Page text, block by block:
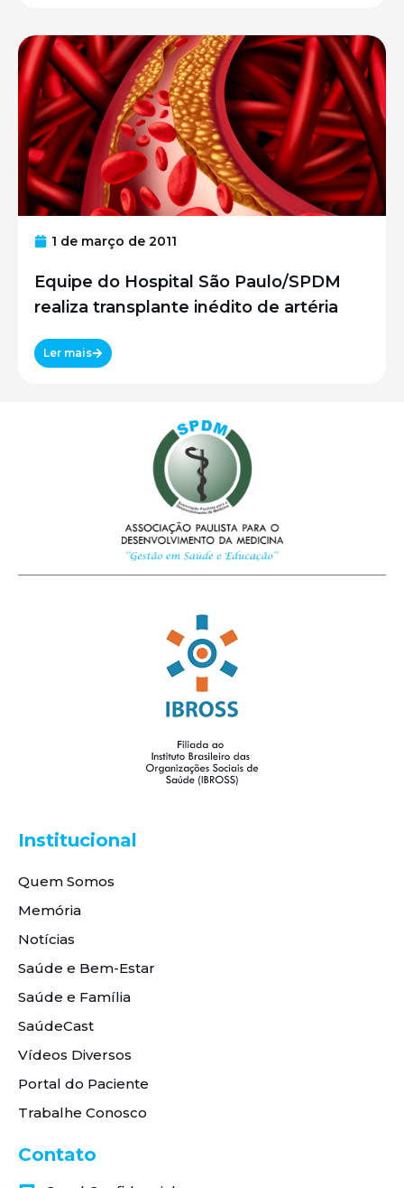
1 de março de 2011
Equipe do Hospital São Paulo/SPDM
realiza transplante inédito de artéria
Ler mais
Institucional
Quem Somos
Memória
Notícias
Saúde e Bem-Estar
Saúde e Família
SaúdeCast
Vídeos Diversos
Portal do Paciente
Trabalhe Conosco
Contato